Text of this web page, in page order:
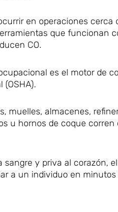
en operaciones
que funcionan
CO.
es el motor de
muelles, almacenes,
u hornos de coque
y priva al corazón,
a un individuo en